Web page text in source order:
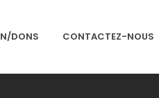
DONS CONTACTEZ-NOUS